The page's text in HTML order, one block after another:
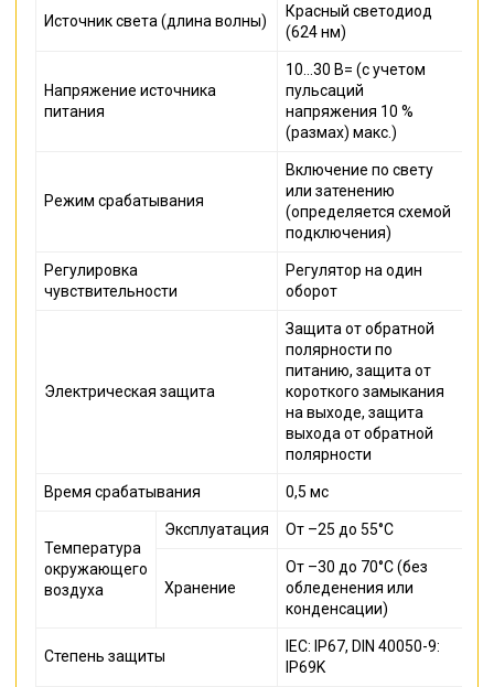
Источник света (длина волны)
Красный светодиод
(624 нм)
Напряжение источника
питания
10...30 В= (с учетом
пульсаций
напряжения 10 %
(размах) макс.)
Режим срабатывания
Включение по свету
или затенению
(определяется схемой
подключения)
Регулировка
чувствительности
Регулятор на один
оборот
Электрическая защита
Защита от обратной
полярности по
питанию, защита от
короткого замыкания
на выходе, защита
выхода от обратной
полярности
Время срабатывания 0,5 мс
Температура
окружающего
воздуха
Эксплуатация От –25 до 55°C
Хранение
От –30 до 70°C (без
обледенения или
конденсации)
Степень защиты
IEC: IP67, DIN 40050-9:
IP69K